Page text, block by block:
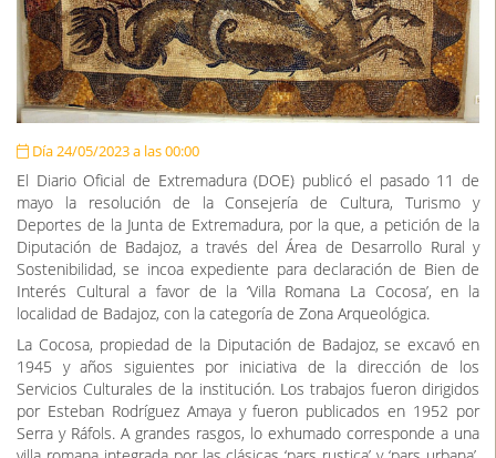
Día 24/05/2023 a las 00:00
El Diario Oficial de Extremadura (DOE) publicó el pasado 11 de
mayo la resolución de la Consejería de Cultura, Turismo y
Deportes de la Junta de Extremadura, por la que, a petición de la
Diputación de Badajoz, a través del Área de Desarrollo Rural y
Sostenibilidad, se incoa expediente para declaración de Bien de
Interés Cultural a favor de la ‘Villa Romana La Cocosa’, en la
localidad de Badajoz, con la categoría de Zona Arqueológica.
La Cocosa, propiedad de la Diputación de Badajoz, se excavó en
1945 y años siguientes por iniciativa de la dirección de los
Servicios Culturales de la institución. Los trabajos fueron dirigidos
por Esteban Rodríguez Amaya y fueron publicados en 1952 por
Serra y Ráfols. A grandes rasgos, lo exhumado corresponde a una
villa romana integrada por las clásicas ‘pars rustica’ y ‘pars urbana’,
junto con los restos de una basílica.